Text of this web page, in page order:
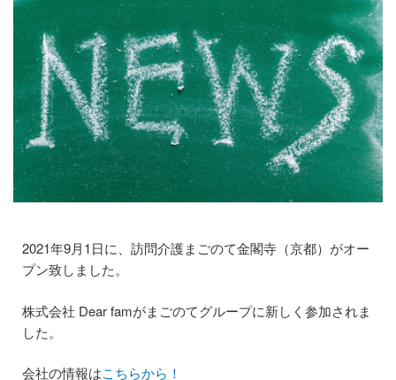
個人情報保護方針
まごのてグループ沿革
プライバシーポリシー
介護サービス
訪問介護
訪問介護のサービス提供までの流れ
訪問看護
訪問看護のサービス提供までの流れ
通所介護(デイサービス)
2021年9月1日に、訪問介護まごのて金閣寺（京都）がオー
プン致しました。
株式会社 Dear famがまごのてグループに新しく参加されま
した。
会社の情報はこちらから！